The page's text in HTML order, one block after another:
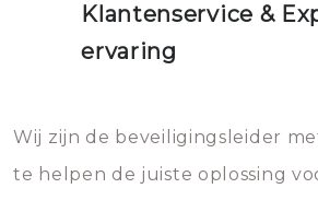
Klantenservice &
ervaring
Wij zijn de beveiligingsleider
te helpen de juiste oplossing